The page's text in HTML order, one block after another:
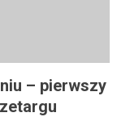
– pierwszy